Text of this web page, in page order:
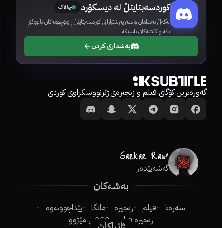
کوردسەبتایتڵ لە دیسکۆرد چالاک
لەگەڵ ئەندامان و سەرپەرشتیارانی کوردسەبتایتڵ ڕاوبۆچوونەکان ئاڵووگۆڕ
بکە و کێشەکان باسبکە.
بەشداری کردن
گەورەترین کۆگای فیلم و زنجیرەی ژێرنووسکراوی کوردی
گەشەپێدەر
بەشەکان
سەرەتا فیلم زنجیرە مانگا
پێداچوونەوە
زنجیرە فیلم
250ـی مێژوو